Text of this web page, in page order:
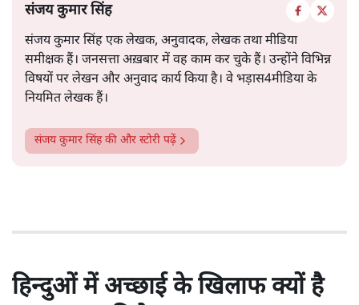
संजय कुमार सिंह
संजय कुमार सिंह एक लेखक, अनुवादक, लेखक तथा मीडिया
समीक्षक हैं। जनसत्ता अख़बार में वह काम कर चुके हैं। उन्होंने विभिन्न
विषयों पर लेखन और अनुवाद कार्य किया है। वे भड़ास4मीडिया के
नियमित लेखक हैं।
संजय कुमार सिंहकी और स्टोरी पढ़ें
हिन्दुओं में अच्छाई के खिलाफ क्यों है